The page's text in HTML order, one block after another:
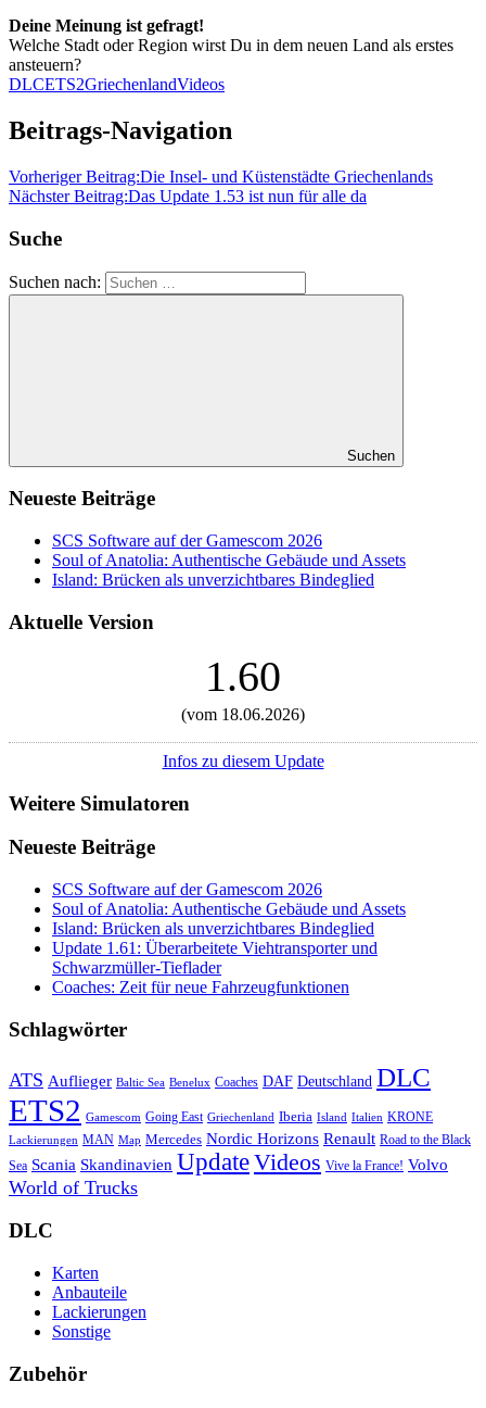
Deine Meinung ist gefragt!
Welche Stadt oder Region wirst Du in dem neuen Land als erstes
ansteuern?
DLCETS2GriechenlandVideos
Beitrags-Navigation
Vorheriger Beitrag:Die Insel- und Küstenstädte Griechenlands
Nächster Beitrag:Das Update 1.53 ist nun für alle da
Suche
Suchen nach:
Suchen
Neueste Beiträge
SCS Software auf der Gamescom 2026
Soul of Anatolia: Authentische Gebäude und Assets
Island: Brücken als unverzichtbares Bindeglied
Aktuelle Version
1.60
(vom 18.06.2026)
Infos zu diesem Update
Weitere Simulatoren
Neueste Beiträge
SCS Software auf der Gamescom 2026
Soul of Anatolia: Authentische Gebäude und Assets
Island: Brücken als unverzichtbares Bindeglied
Update 1.61: Überarbeitete Viehtransporter und
Schwarzmüller-Tieflader
Coaches: Zeit für neue Fahrzeugfunktionen
Schlagwörter
ATS Auflieger Baltic Sea Benelux Coaches DAF Deutschland DLC
ETS2 Gamescom Going East Griechenland Iberia Island Italien KRONE
Lackierungen MAN Map Mercedes Nordic Horizons Renault Road to the Black
Sea Scania Skandinavien UpdateVideos Vive la France! Volvo
World of Trucks
DLC
Karten
Anbauteile
Lackierungen
Sonstige
Zubehör